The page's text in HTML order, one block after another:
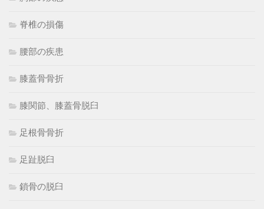
脊椎の損傷
腰部の疾患
膝蓋骨骨折
膝関節、膝蓋骨脱臼
足根骨骨折
足趾脱臼
鎖骨の脱臼